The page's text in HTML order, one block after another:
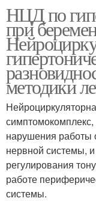
НЦД по
при
методики
нарушения работы
нервной системы,
регулирования
работе
системы.